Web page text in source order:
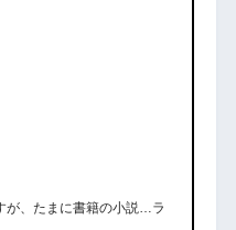
が、たまに書籍の小説…ラ